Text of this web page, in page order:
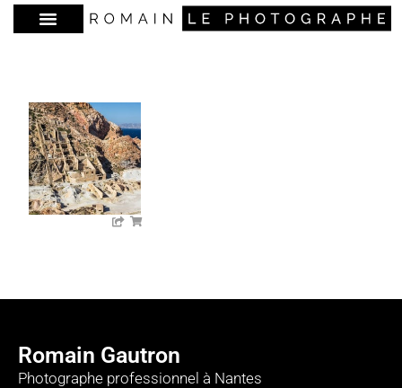
Romain Gautron
Photographe professionnel à Nantes